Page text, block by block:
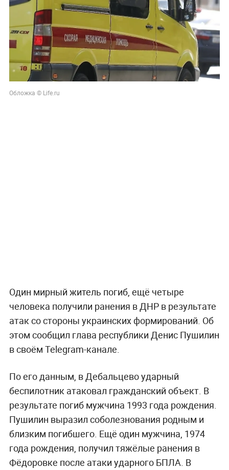
Обложка © Life.ru
Один мирный житель погиб, ещё четыре
человека получили ранения в ДНР в результате
атак со стороны украинских формирований. Об
этом сообщил глава республики Денис Пушилин
в своём Telegram-канале.
По его данным, в Дебальцево ударный
беспилотник атаковал гражданский объект. В
результате погиб мужчина 1993 года рождения.
Пушилин выразил соболезнования родным и
близким погибшего. Ещё один мужчина, 1974
года рождения, получил тяжёлые ранения в
Фёдоровке после атаки ударного БПЛА. В